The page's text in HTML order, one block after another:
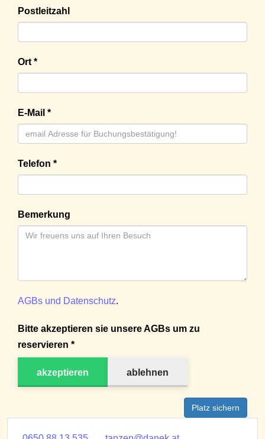
Postleitzahl
Ort *
E-Mail *
Telefon *
Bemerkung
AGBs und Datenschutz.
Bitte akzeptieren sie unsere AGBs um zu
reservieren *
akzeptieren ablehnen
Platz sichern